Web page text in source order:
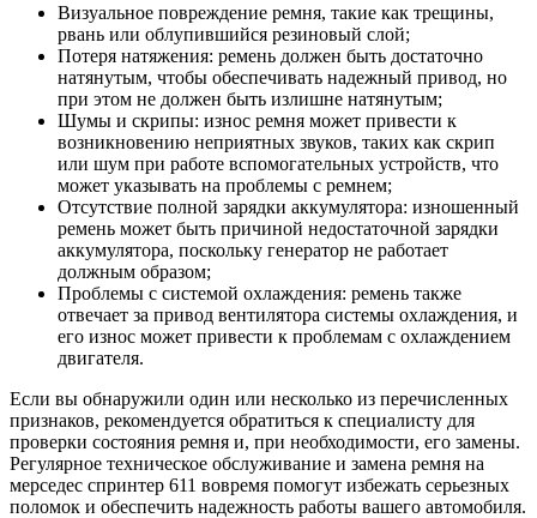
Визуальное повреждение ремня, такие как трещины,
рвань или облупившийся резиновый слой;
Потеря натяжения: ремень должен быть достаточно
натянутым, чтобы обеспечивать надежный привод, но
при этом не должен быть излишне натянутым;
Шумы и скрипы: износ ремня может привести к
возникновению неприятных звуков, таких как скрип
или шум при работе вспомогательных устройств, что
может указывать на проблемы с ремнем;
Отсутствие полной зарядки аккумулятора: изношенный
ремень может быть причиной недостаточной зарядки
аккумулятора, поскольку генератор не работает
должным образом;
Проблемы с системой охлаждения: ремень также
отвечает за привод вентилятора системы охлаждения, и
его износ может привести к проблемам с охлаждением
двигателя.
Если вы обнаружили один или несколько из перечисленных
признаков, рекомендуется обратиться к специалисту для
проверки состояния ремня и, при необходимости, его замены.
Регулярное техническое обслуживание и замена ремня на
мерседес спринтер 611 вовремя помогут избежать серьезных
поломок и обеспечить надежность работы вашего автомобиля.